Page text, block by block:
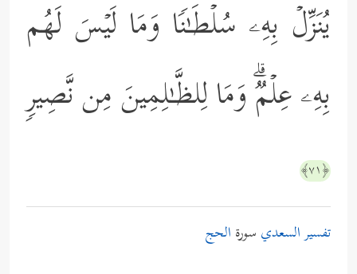
یُنَزِّلۡ بِهِۦ سُلۡطَـٰنࣰا وَمَا لَیۡسَ لَهُم
بِهِۦ عِلۡمࣱۗ وَمَا لِلظَّـٰلِمِینَ مِن نَّصِیرࣲ
﴿٧١﴾
تفسير السعدي سورة الحج